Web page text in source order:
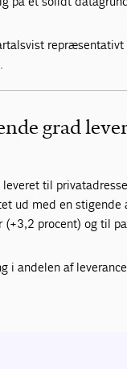
grad
til
ud med en stigende
procent) og til
andelen af